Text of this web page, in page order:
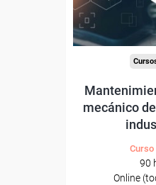
-Construcción
mecánico
Curso
90
Online